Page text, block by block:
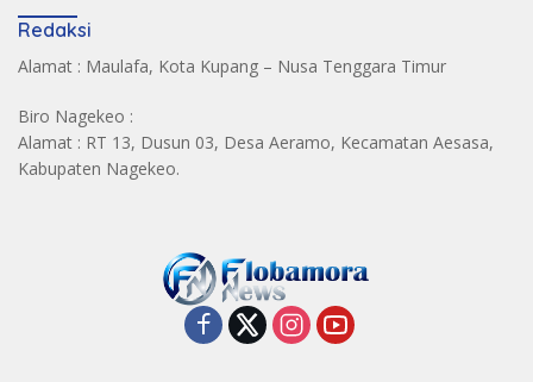
Redaksi
Alamat : Maulafa, Kota Kupang – Nusa Tenggara Timur
Biro Nagekeo :
Alamat : RT 13, Dusun 03, Desa Aeramo, Kecamatan Aesasa,
Kabupaten Nagekeo.